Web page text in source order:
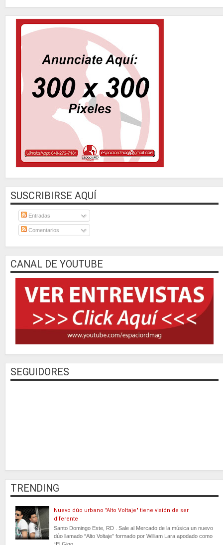
SUSCRIBIRSE AQUÍ
Entradas
Comentarios
CANAL DE YOUTUBE
SEGUIDORES
TRENDING
Nuevo dúo urbano "Alto Voltaje" tiene visión de ser
diferente
Santo Domingo Este, RD . Sale al Mercado de la música un nuevo
dúo llamado “Alto Voltaje” formado por William Lara apodado como